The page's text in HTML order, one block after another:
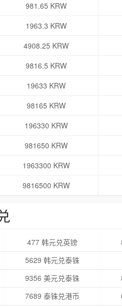
981.65 KRW
1963.3 KRW
4908.25 KRW
9816.5 KRW
19633 KRW
98165 KRW
196330 KRW
981650 KRW
1963300 KRW
9816500 KRW
477 韩元兑英镑
5629 韩元兑泰铢
9356 美元兑泰铢
7689 泰铢兑港币